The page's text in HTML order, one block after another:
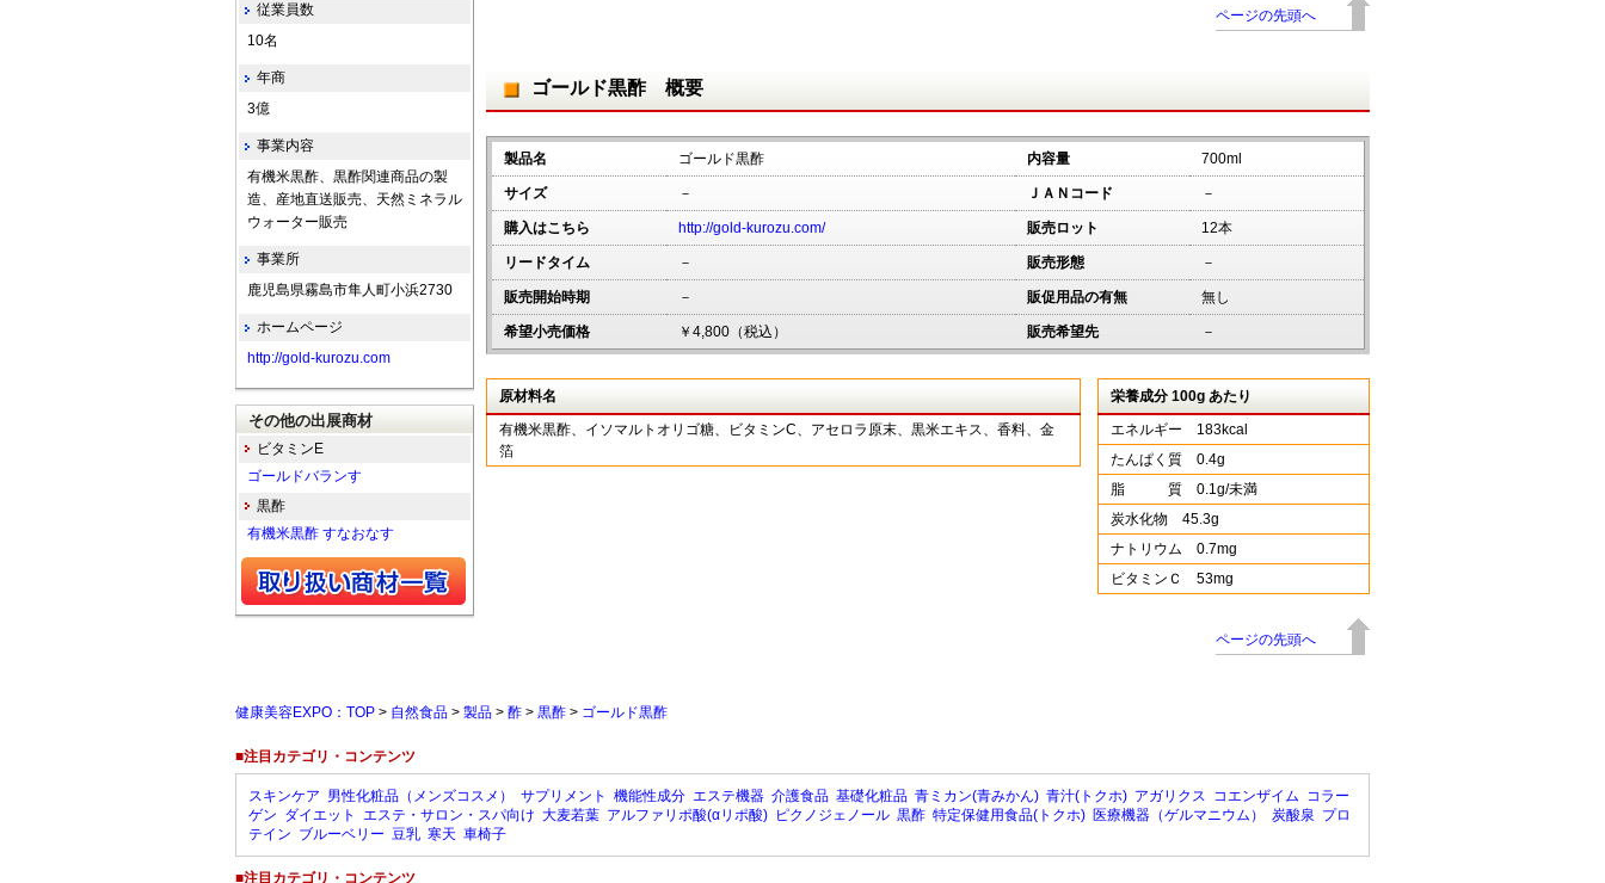
ページの先頭へ
ゴールド黒酢 概要
製品名 ゴールド黒酢 内容量 700ml
サイズ － ＪＡＮコード －
購入はこちら http://gold-kurozu.com/ 販売ロット 12本
リードタイム － 販売形態 －
販売開始時期 － 販促用品の有無 無し
希望小売価格 ￥4,800（税込） 販売希望先 －
原材料名
有機米黒酢、イソマルトオリゴ糖、ビタミンC、アセロラ原末、黒米エキス、香料、金
箔
栄養成分 100g あたり
エネルギー 183kcal
たんぱく質 0.4g
脂 質 0.1g/未満
炭水化物 45.3g
ナトリウム 0.7mg
ビタミンＣ 53mg
ページの先頭へ
従業員数
10名
年商
3億
事業内容
有機米黒酢、黒酢関連商品の製
造、産地直送販売、天然ミネラル
ウォーター販売
事業所
鹿児島県霧島市隼人町小浜2730
ホームページ
http://gold-kurozu.com
その他の出展商材
ビタミンE
ゴールドバランす
黒酢
有機米黒酢 すなおなす
健康美容EXPO：TOP > 自然食品 > 製品 > 酢 > 黒酢 > ゴールド黒酢
■注目カテゴリ・コンテンツ
スキンケア 男性化粧品（メンズコスメ） サプリメント 機能性成分 エステ機器 介護食品 基礎化粧品 青ミカン(青みかん) 青汁(トクホ) アガリクス コエンザイム コラー
ゲン ダイエット エステ・サロン・スパ向け 大麦若葉 アルファリポ酸(αリポ酸) ピクノジェノール 黒酢 特定保健用食品(トクホ) 医療機器（ゲルマニウム） 炭酸泉 プロ
テイン ブルーベリー 豆乳 寒天 車椅子
■注目カテゴリ・コンテンツ